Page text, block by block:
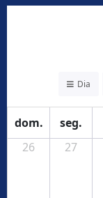
Dia
dom. seg.
26
27